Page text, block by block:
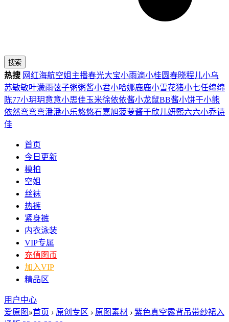
搜索
热搜 网红海航空姐 主播春光大宝小雨滴小桂圆春晓程儿小乌
苏敏敏叶濛雨弦子粥粥酱小君小哈娜鹿鹿小雪花猪小七任绵绵
陈77小玥玥意意小思佳玉米徐依依酱小龙鼠BB酱小饼干小熊
依然弯弯弯潘潘小乐悠悠石嘉旭菠萝酱于欣儿妍熙六六小乔诗
佳
首页
今日更新
模拍
空姐
丝袜
热裤
紧身裤
内衣泳装
VIP专属
充值图币
加入VIP
精品区
用户中心
爱原图 »首页 › 原创专区 › 原图素材 › 紫色真空露背吊带纱裙入